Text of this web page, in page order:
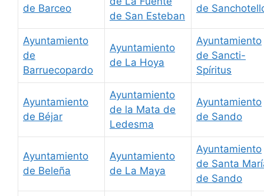
de Barceo
de San Esteban
de
Ayuntamiento
de
Barruecopardo
Ayuntamiento
de La Hoya
Ayuntamiento
de Sancti-
Spíritus
Ayuntamiento
de Béjar
Ayuntamiento
de la Mata de
Ledesma
Ayuntamiento
de Sando
Ayuntamiento
de Beleña
Ayuntamiento
de La Maya
Ayuntamiento
de Santa
de Sando